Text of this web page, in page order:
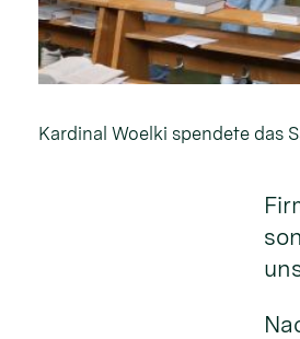
Kardinal Woelki spendete das